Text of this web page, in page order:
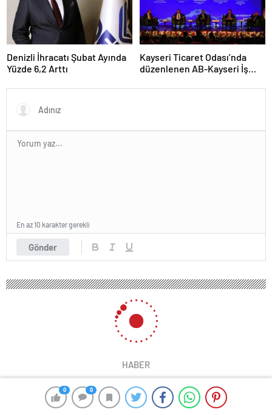
0 0
Denizli İhracatı Şubat Ayında
Yüzde 6,2 Arttı
Kayseri Ticaret Odası’nda
düzenlenen AB-Kayseri İş
ve dijitalleşme vurgusu
Gönder
En az 10 karakter gerekli
HABER